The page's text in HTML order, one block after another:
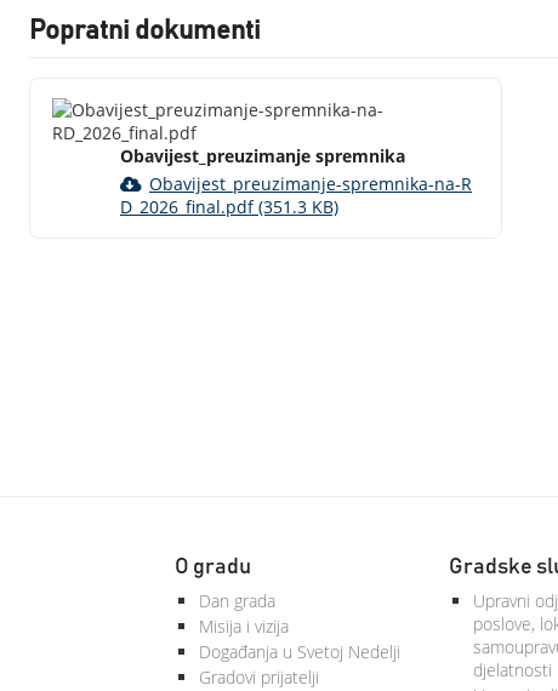
Popratni dokumenti
Obavijest_preuzimanje spremnika
Obavijest_preuzimanje-spremnika-na-R
D_2026_final.pdf (351.3 KB)
O gradu
Dan grada
Misija i vizija
Događanja u Svetoj Nedelji
Gradovi prijatelji
Gradske
Upravni
poslove,
djelatnosti